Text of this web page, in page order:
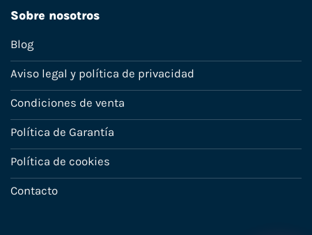
Sobre nosotros
Blog
Aviso legal y política de privacidad
Condiciones de venta
Política de Garantía
Política de cookies
Contacto